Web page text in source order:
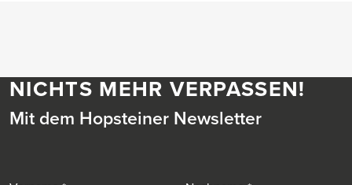
NICHTS MEHR VERPASSEN!
Mit dem Hopsteiner Newsletter